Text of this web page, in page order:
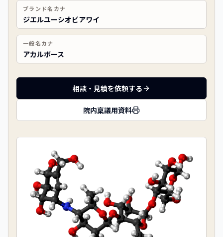
ブランド名カナ
ジエルユーシオビアワイ
一般名カナ
アカルボース
相談・見積を依頼する
院内稟議用資料